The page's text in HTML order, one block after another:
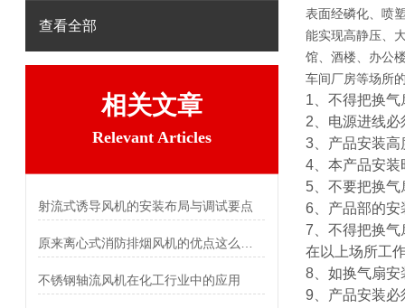
查看全部
相关文章
Relevant Articles
射流式诱导风机的安装布局与调试要点
不锈钢轴流风机在化工行业中的应用
表面经磷化、喷
能实现高静压、
馆、酒楼、办公
车间厂房等场所
1 、不得把换
2、电源进线
3、产品安装高
4、本产品安装
5、不要把换气
6、产品部的安
7 、不得把换
在以上场所工
8、如换气扇安
9 、产品安装